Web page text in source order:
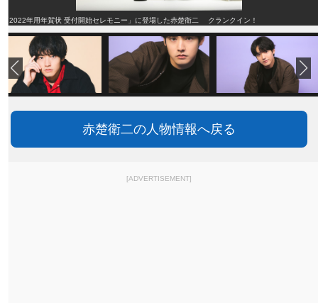
「2022年用年賀状 受付開始セレモニー」に登場した赤楚衛二 クランクイン！
赤楚衛二の人物情報へ戻る
[ADVERTISEMENT]